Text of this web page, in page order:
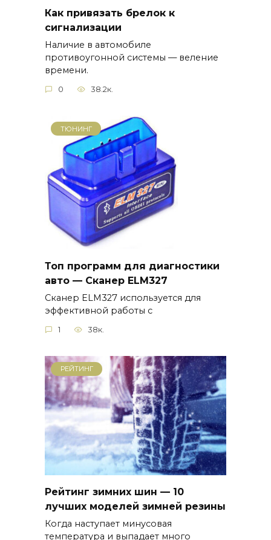
Как привязать брелок к
сигнализации
Наличие в автомобиле
противоугонной системы — веление
времени.
0 38.2к.
ТЮНИНГ
Топ программ для диагностики
авто — Сканер ELM327
Сканер ELM327 используется для
эффективной работы с
1 38к.
РЕЙТИНГ
Рейтинг зимних шин — 10
лучших моделей зимней резины
Когда наступает минусовая
температура и выпадает много